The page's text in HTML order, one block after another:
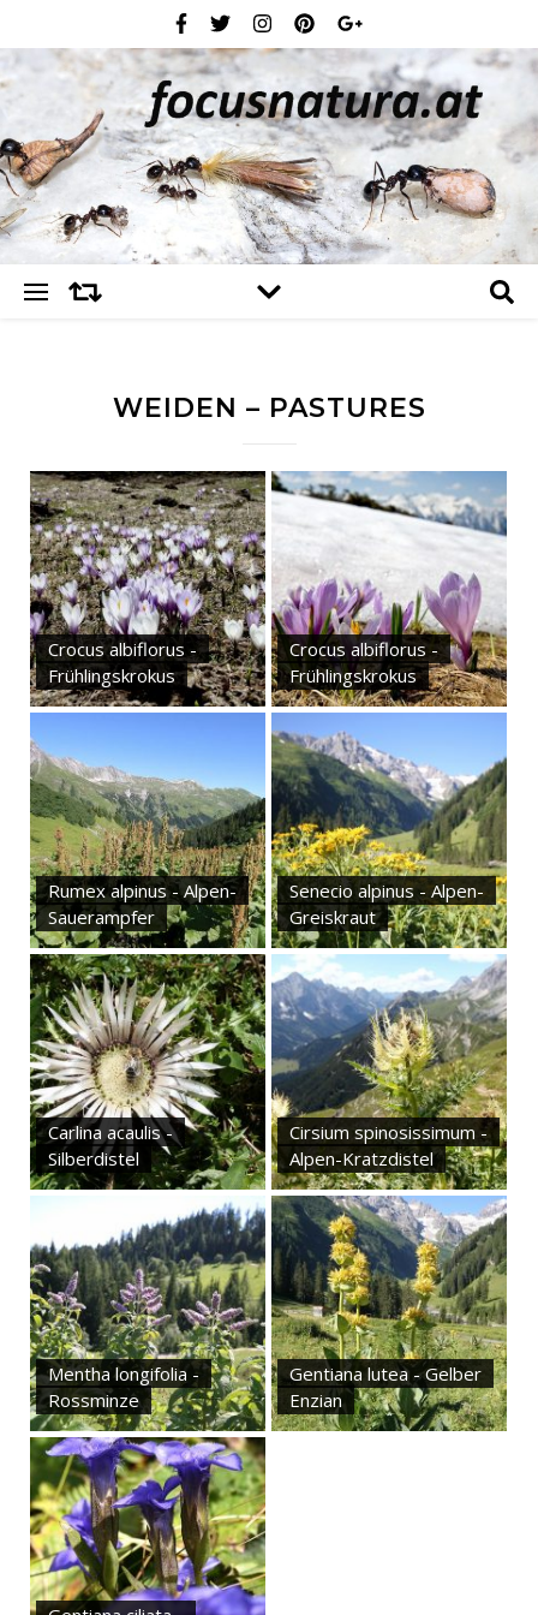
WEIDEN – PASTURES
Crocus albiflorus -
Frühlingskrokus
Crocus albiflorus -
Frühlingskrokus
Rumex alpinus - Alpen-
Sauerampfer
Senecio alpinus - Alpen-
Greiskraut
Carlina acaulis -
Silberdistel
Cirsium spinosissimum -
Alpen-Kratzdistel
Mentha longifolia -
Rossminze
Gentiana lutea - Gelber
Enzian